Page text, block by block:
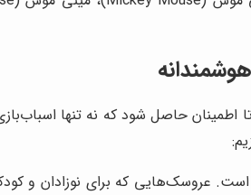
حاصل شود که نه تنها
عروسک‌هایی که برای نوزادان و